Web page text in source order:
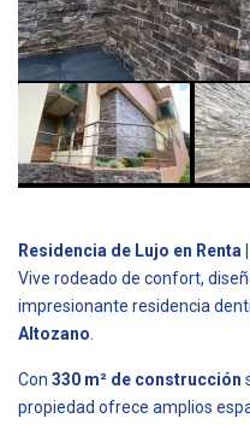
Residencia de Lujo en Renta
Vive rodeado de confort,
impresionante residencia
Altozano
Con 330 m² de construcción
propiedad ofrece amplios